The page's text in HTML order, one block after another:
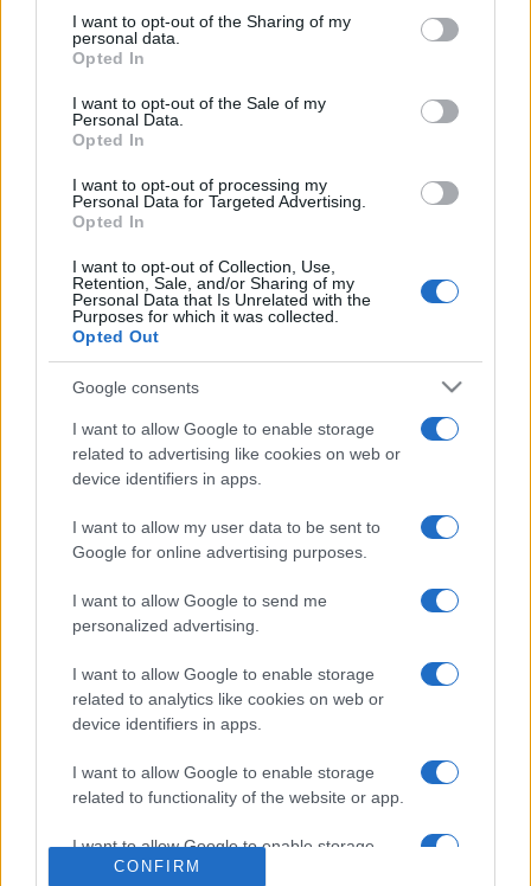
I want to opt-out of the Sharing of my
personal data.
Opted In
I want to opt-out of the Sale of my
Personal Data.
Opted In
I want to opt-out of processing my
Personal Data for Targeted Advertising.
Opted In
I want to opt-out of Collection, Use,
Retention, Sale, and/or Sharing of my
Personal Data that Is Unrelated with the
Purposes for which it was collected.
Opted Out
Google consents
I want to allow Google to enable storage
related to advertising like cookies on web or
device identifiers in apps.
I want to allow my user data to be sent to
Google for online advertising purposes.
I want to allow Google to send me
personalized advertising.
I want to allow Google to enable storage
related to analytics like cookies on web or
device identifiers in apps.
I want to allow Google to enable storage
related to functionality of the website or app.
I want to allow Google to enable storage
related to personalization.
CONFIRM
Vendredi 21 Juin 2024
Toulouse La Rochelle
Il existe 2 autres matchs à venir entre ces
deux équipes :
La Rochelle - Toulouse (Dimanche 06
Toulouse - La Rochelle (Samedi 23 Janvier
2027)
diffusion TV Toulouse La Rochelle
aura lieu sur
CANAL+ . Ce match deTop 14
, et aura lieu Vendredi 21 Juin 2024 à
20h15. Pour vous procurer desplaces Toulouse La
Rochelle, rendez-vous chez notre partenaire
Pour suivre l' actu Top 14, n'hésitez pas à vous rendre
chez notre partenaire RezoSport.com qui sélectionne
l'actu rugby issue des meilleurs médias, et propose
également les classements, calendriers et résultats.